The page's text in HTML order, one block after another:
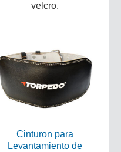
velcro.
Cinturon para
Levantamiento de